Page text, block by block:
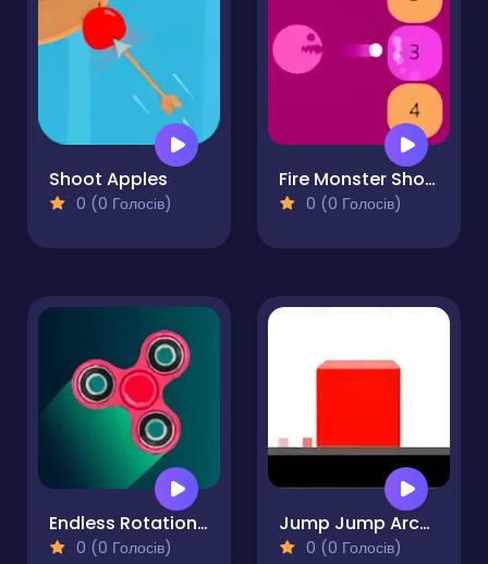
Shoot Apples
0 (0 Голосів)
Fire Monster Shooter
0 (0 Голосів)
Endless Rotation - Spinner Challenge
0 (0 Голосів)
Jump Jump Arcade
0 (0 Голосів)